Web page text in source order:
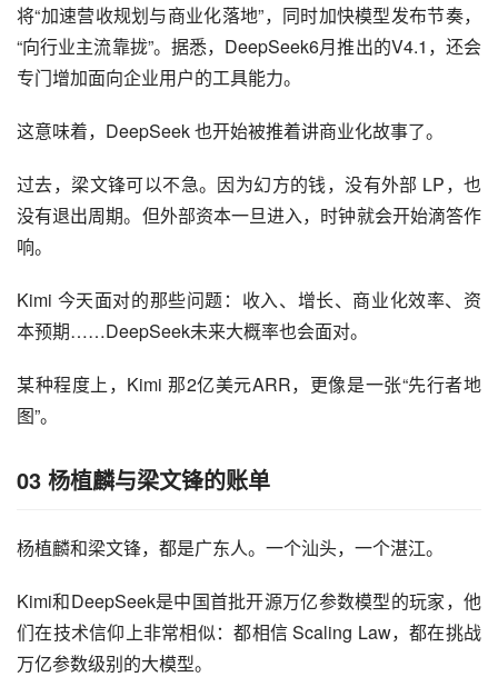
将“加速营收规划与商业化落地”，同时加快模型发布节奏，
“向行业主流靠拢”。据悉，DeepSeek6月推出的V4.1，还会
专门增加面向企业用户的工具能力。
这意味着，DeepSeek 也开始被推着讲商业化故事了。
过去，梁文锋可以不急。因为幻方的钱，没有外部 LP，也
没有退出周期。但外部资本一旦进入，时钟就会开始滴答作
响。
Kimi 今天面对的那些问题：收入、增长、商业化效率、资
本预期……DeepSeek未来大概率也会面对。
某种程度上，Kimi 那2亿美元ARR，更像是一张“先行者地
图”。
03 杨植麟与梁文锋的账单
杨植麟和梁文锋，都是广东人。一个汕头，一个湛江。
Kimi和DeepSeek是中国首批开源万亿参数模型的玩家，他
们在技术信仰上非常相似：都相信 Scaling Law，都在挑战
万亿参数级别的大模型。